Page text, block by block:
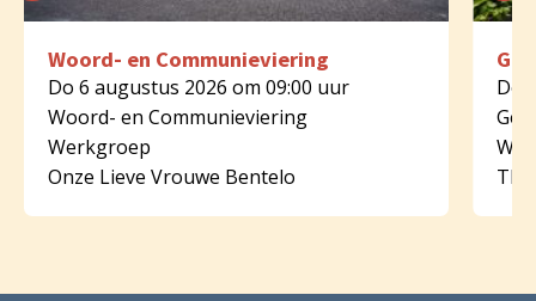
Woord- en Communieviering
Do 6 augustus 2026 om 09:00 uur
Woord- en Communieviering
Werkgroep
Onze Lieve Vrouwe Bentelo
Do